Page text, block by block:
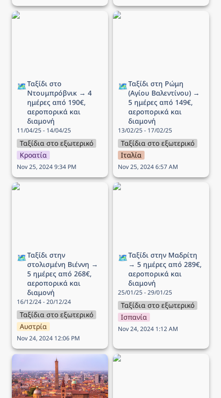
Ταξίδι στο Ντουμπρόβνικ
🗺️Ταξίδι στο
Ντουμπρόβνικ → 4
ημέρες από 190€,
αεροπορικά και
διαμονή
11/04/25 - 14/04/25
Ταξίδια στο εξωτερικό
Κροατία
Nov 25, 2024 9:34 PM
Ταξίδι στη Ρώμη (Αγίου
🗺️Ταξίδι στη Ρώμη
(Αγίου Βαλεντίνου) →
5 ημέρες από 149€,
αεροπορικά και
διαμονή
13/02/25 - 17/02/25
Ταξίδια στο εξωτερικό
Ιταλία
Nov 25, 2024 6:57 AM
Ταξίδι στην στολισμένη
🗺️Ταξίδι στην
στολισμένη Βιέννη →
5 ημέρες από 268€,
αεροπορικά και
διαμονή
16/12/24 - 20/12/24
Ταξίδια στο εξωτερικό
Αυστρία
Nov 24, 2024 12:06 PM
Ταξίδι στην Μαδρίτη → 5
🗺️Ταξίδι στην Μαδρίτη
→ 5 ημέρες από 289€,
αεροπορικά και
διαμονή
25/01/25 - 29/01/25
Ταξίδια στο εξωτερικό
Ισπανία
Nov 24, 2024 1:12 AM
Ταξίδι στην Μπολόνια
(Αγίου Βαλεντίνου) → 4
ημέρες από 169€,
αεροπορικά και διαμονή
Ταξίδι στο Άμστερνταμ →